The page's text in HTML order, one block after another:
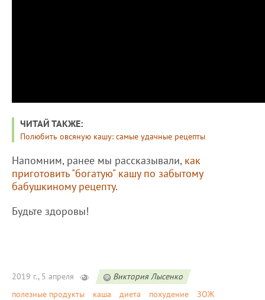
ЧИТАЙ ТАКЖЕ:
Полюбить овсяную кашу: самые удачные рецепты
Напомним, ранее мы рассказывали, как
приготовить "богатую" кашу по забытому
бабушкиному рецепту.
Будьте здоровы!
2019 г., 5 апреля
Виктория Лысенко
полезные продукты
каша диета похудение
ЗОЖ